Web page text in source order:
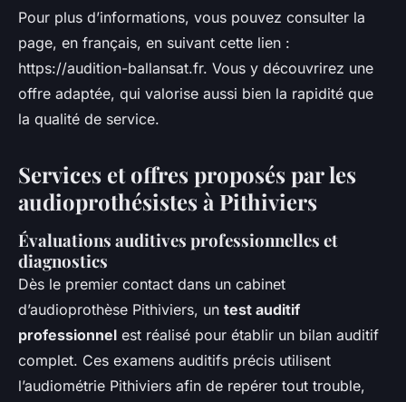
Pour plus d’informations, vous pouvez consulter la
page, en français, en suivant cette lien :
https://audition-ballansat.fr. Vous y découvrirez une
offre adaptée, qui valorise aussi bien la rapidité que
la qualité de service.
Services et offres proposés par les
audioprothésistes à Pithiviers
Évaluations auditives professionnelles et
diagnostics
Dès le premier contact dans un cabinet
d’audioprothèse Pithiviers, un test auditif
professionnel est réalisé pour établir un bilan auditif
complet. Ces examens auditifs précis utilisent
l’audiométrie Pithiviers afin de repérer tout trouble,